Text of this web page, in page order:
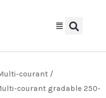
courant /
courant gradable 250-